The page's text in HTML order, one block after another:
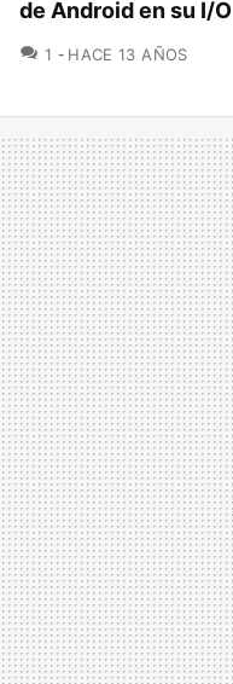
de Android en su I/O
1 COMENTARIOS
HACE 13 AÑOS